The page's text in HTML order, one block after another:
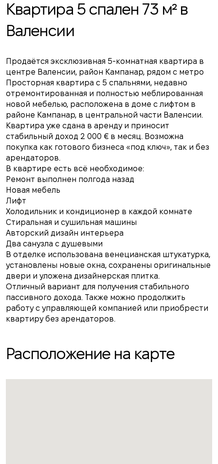
Квартира 5 спален 73 м² в
Валенсии
Продаётся эксклюзивная 5-комнатная квартира в
центре Валенсии, район Кампанар, рядом с метро
Просторная квартира с 5 спальнями, недавно
отремонтированная и полностью меблированная
новой мебелью, расположена в доме с лифтом в
районе Кампанар, в центральной части Валенсии.
Квартира уже сдана в аренду и приносит
стабильный доход 2 000 € в месяц. Возможна
покупка как готового бизнеса «под ключ», так и без
арендаторов.
В квартире есть всё необходимое:
Ремонт выполнен полгода назад
Новая мебель
Лифт
Холодильник и кондиционер в каждой комнате
Стиральная и сушильная машины
Авторский дизайн интерьера
Два санузла с душевыми
В отделке использована венецианская штукатурка,
установлены новые окна, сохранены оригинальные
двери и уложена дизайнерская плитка.
Отличный вариант для получения стабильного
пассивного дохода. Также можно продолжить
работу с управляющей компанией или приобрести
квартиру без арендаторов.
Расположение на карте